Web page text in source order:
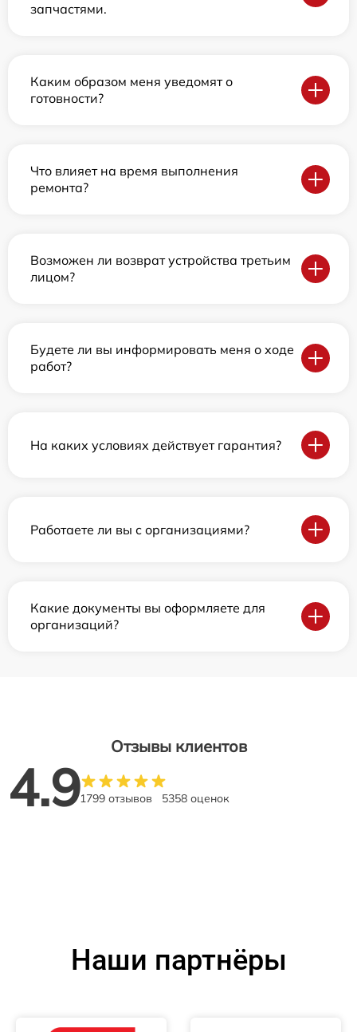
запчастями.
Каким образом меня уведомят о
готовности?
Что влияет на время выполнения
ремонта?
Возможен ли возврат устройства третьим
лицом?
Будете ли вы информировать меня о ходе
работ?
На каких условиях действует гарантия?
Работаете ли вы с организациями?
Какие документы вы оформляете для
организаций?
Отзывы клиентов
4.91799 отзывов 5358 оценок
Наши партнёры